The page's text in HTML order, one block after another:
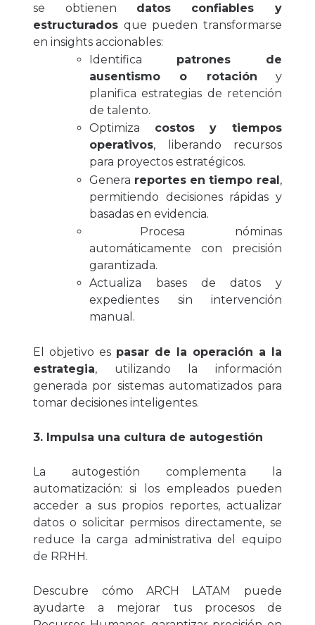
se obtienen datos confiables y
estructurados que pueden transformarse
en insights accionables:
Identifica patrones de
ausentismo o rotación y
planifica estrategias de retención
de talento.
Optimiza costos y tiempos
operativos, liberando recursos
para proyectos estratégicos.
Genera reportes en tiempo real,
permitiendo decisiones rápidas y
basadas en evidencia.
Procesa nóminas
automáticamente con precisión
garantizada.
Actualiza bases de datos y
expedientes sin intervención
manual.
El objetivo es pasar de la operación a la
estrategia, utilizando la información
generada por sistemas automatizados para
tomar decisiones inteligentes.
3. Impulsa una cultura de autogestión
La autogestión complementa la
automatización: si los empleados pueden
acceder a sus propios reportes, actualizar
datos o solicitar permisos directamente, se
reduce la carga administrativa del equipo
de RRHH.
Descubre cómo ARCH LATAM puede
ayudarte a mejorar tus procesos de